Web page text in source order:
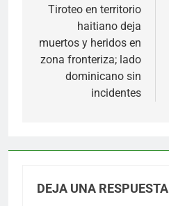
de
entradas
Tiroteo en territorio
haitiano deja
muertos y heridos en
zona fronteriza; lado
dominicano sin
incidentes
DEJA UNA RESPUESTA